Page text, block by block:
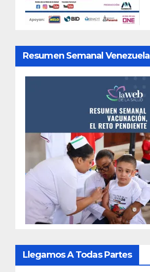
Resumen Semanal Venezuela
Llegamos A Todas Partes